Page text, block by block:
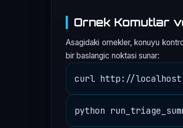
Ornek Komutlar
Asagidaki ornekler, konuyu
bir baslangic noktasi sunar: